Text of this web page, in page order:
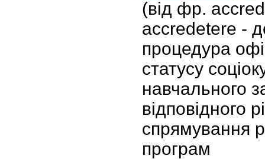
(від фр.
accredetere -
процедура
статусу
навчального
відповідного
спрямування
програм